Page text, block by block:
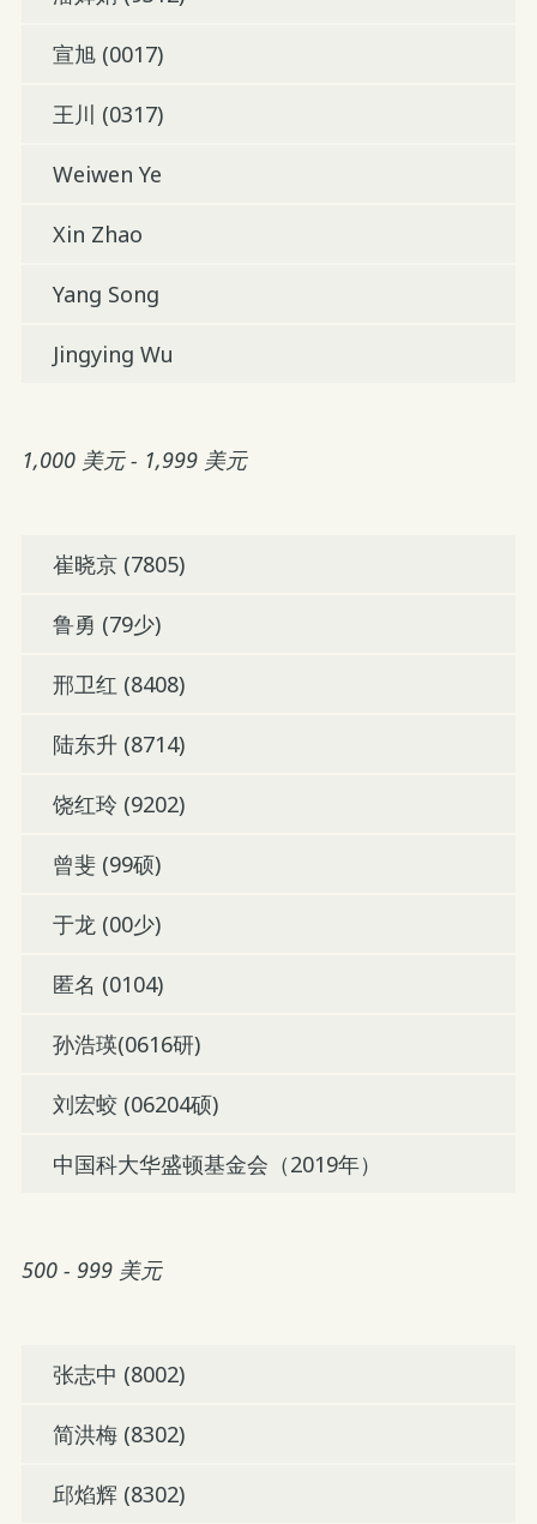
宣旭 (0017)
王川 (0317)
Weiwen Ye
Xin Zhao
Yang Song
Jingying Wu
1,000 美元 - 1,999 美元
崔晓京 (7805)
鲁勇 (79少)
邢卫红 (8408)
陆东升 (8714)
饶红玲 (9202)
曾斐 (99硕)
于龙 (00少)
匿名 (0104)
孙浩瑛(0616研)
刘宏蛟 (06204硕)
中国科大华盛顿基金会（2019年）
500 - 999 美元
张志中 (8002)
简洪梅 (8302)
邱焰辉 (8302)